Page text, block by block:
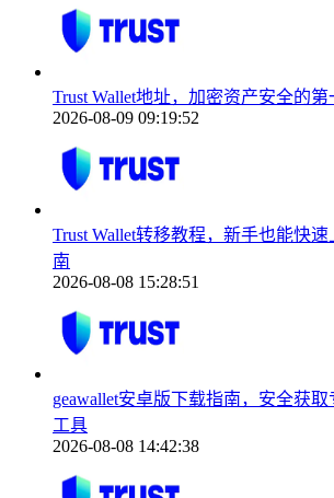
Trust Wallet地址，加密资产安全的
2026-08-09 09:19:52
Trust Wallet转移教程，新手也能快
南
2026-08-08 15:28:51
geawallet安卓版下载指南，安全获
工具
2026-08-08 14:42:38